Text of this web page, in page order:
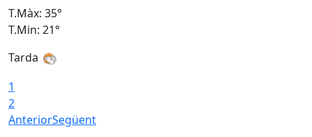
T.Màx: 35°
T.Min: 21°
Tarda
1
2
AnteriorSegüent